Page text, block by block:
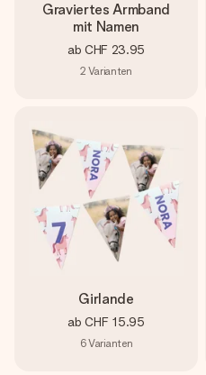
Graviertes Armband
mit Namen
ab CHF 23.95
2 Varianten
Girlande
ab CHF 15.95
6Varianten